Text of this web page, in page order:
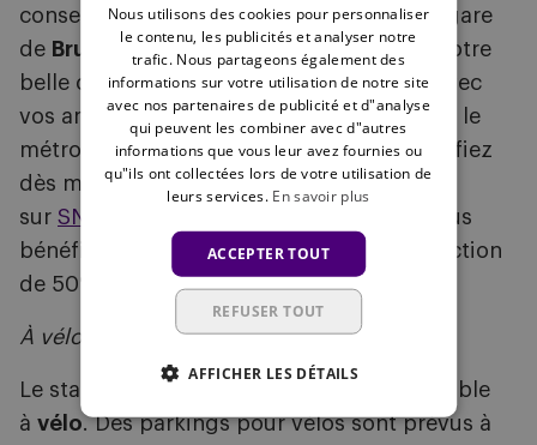
conseillons de prendre le train jusqu’à la gare
de Bruxelles-Midi . Une fois arrivés dans notre
belle capitale, faites monter l’ambiance avec
vos amis supporters bruxellois en prenant le
métro ligne 6 vers la station Heysel. Planifiez
dès maintenant votre voyage en train
sur SNCB.be
. Avec un ticket week-end, vous
bénéficiez effectivement d'une belle réduction
de 50% sur le prix de votre trajet.
À vélo
Le stade est également facilement accessible
à vélo. Des parkings pour vélos sont prévus à
Nous utilisons des cookies pour personnaliser
le contenu, les publicités et analyser notre
trafic. Nous partageons également des
informations sur votre utilisation de notre site
avec nos partenaires de publicité et d"analyse
qui peuvent les combiner avec d"autres
informations que vous leur avez fournies ou
qu"ils ont collectées lors de votre utilisation de
leurs services. En savoir plus
ACCEPTER TOUT
REFUSER TOUT
AFFICHER LES DÉTAILS